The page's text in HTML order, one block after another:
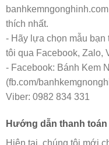
thích nhất.
- Hãy lựa chọn mẫu bạn
tôi qua Facebook, Zalo,
- Facebook: Bánh Kem
(fb.com/
Viber: 0982 834 331
Hướng dẫn thanh toán
Hiện tại, chúng tôi mới